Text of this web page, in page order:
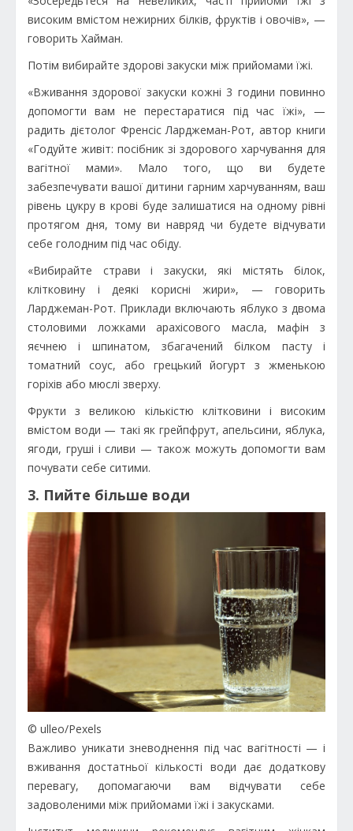
високим вмістом нежирних білків, фруктів і овочів», —
говорить Хайман.
Потім вибирайте здорові закуски між прийомами їжі.
«Вживання здорової закуски кожні 3 години повинно
допомогти вам не перестаратися під час їжі», —
радить дієтолог Френсіс Ларджеман-Рот, автор книги
«Годуйте живіт: посібник зі здорового харчування для
вагітної мами». Мало того, що ви будете
забезпечувати вашої дитини гарним харчуванням, ваш
рівень цукру в крові буде залишатися на одному рівні
протягом дня, тому ви навряд чи будете відчувати
себе голодним під час обіду.
«Вибирайте страви і закуски, які містять білок,
клітковину і деякі корисні жири», — говорить
Ларджеман-Рот. Приклади включають яблуко з двома
столовими ложками арахісового масла, мафін з
яєчнею і шпинатом, збагачений білком пасту і
томатний соус, або грецький йогурт з жменькою
горіхів або мюслі зверху.
Фрукти з великою кількістю клітковини і високим
вмістом води — такі як грейпфрут, апельсини, яблука,
ягоди, груші і сливи — також можуть допомогти вам
почувати себе ситими.
3. Пийте більше води
© ulleo/Рexels
Важливо уникати зневоднення під час вагітності — і
вживання достатньої кількості води дає додаткову
перевагу, допомагаючи вам відчувати себе
задоволеними між прийомами їжі і закусками.